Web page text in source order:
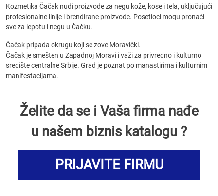
Kozmetika Čačak nudi proizvode za negu kože, kose i tela, uključujući
profesionalne linije i brendirane proizvode. Posetioci mogu pronaći
sve za lepotu i negu u Čačku.
Čačak pripada okrugu koji se zove Moravički.
Čačak je smešten u Zapadnoj Moravi i važi za privredno i kulturno
središte centralne Srbije. Grad je poznat po manastirima i kulturnim
manifestacijama.
Želite da se i Vaša firma nađe
u našem biznis katalogu ?
PRIJAVITE FIRMU